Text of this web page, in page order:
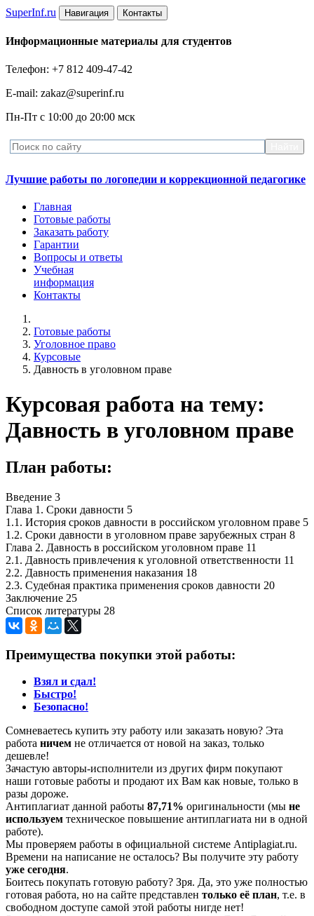
SuperInf.ru Навигация Контакты
Информационные материалы для студентов
Телефон: +7 812 409-47-42
E-mail: zakaz@superinf.ru
Пн-Пт с 10:00 до 20:00 мск
Лучшие работы по логопедии и коррекционной педагогике
Главная
Готовые работы
Заказать работу
Гарантии
Вопросы и ответы
Учебная
информация
Контакты
Готовые работы
Уголовное право
Курсовые
Давность в уголовном праве
Курсовая работа на тему:
Давность в уголовном праве
План работы:
Введение 3
Глава 1. Сроки давности 5
1.1. История сроков давности в российском уголовном праве 5
1.2. Сроки давности в уголовном праве зарубежных стран 8
Глава 2. Давность в российском уголовном праве 11
2.1. Давность привлечения к уголовной ответственности 11
2.2. Давность применения наказания 18
2.3. Судебная практика применения сроков давности 20
Заключение 25
Список литературы 28
Преимущества покупки этой работы:
Взял и сдал!
Быстро!
Безопасно!
Сомневаетесь купить эту работу или заказать новую? Эта
работа ничем не отличается от новой на заказ, только
дешевле!
Зачастую авторы-исполнители из других фирм покупают
наши готовые работы и продают их Вам как новые, только в
разы дороже.
Антиплагиат данной работы 87,71% оригинальности (мы не
используем техническое повышение антиплагиата ни в одной
работе).
Мы проверяем работы в официальной системе Аntiplagiat.ru.
Времени на написание не осталось? Вы получите эту работу
уже сегодня.
Боитесь покупать готовую работу? Зря. Да, это уже полностью
готовая работа, но на сайте представлен только её план, т.е. в
свободном доступе самой этой работы нигде нет!